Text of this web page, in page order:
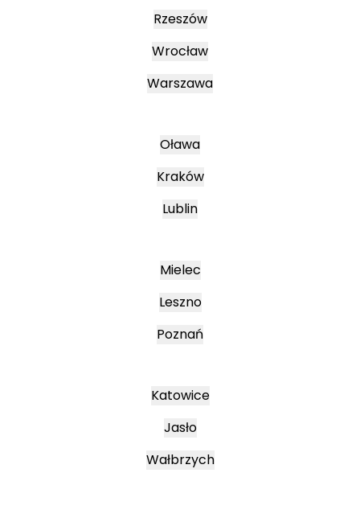
Rzeszów
Wrocław
Warszawa
Oława
Kraków
Lublin
Mielec
Leszno
Poznań
Katowice
Jasło
Wałbrzych